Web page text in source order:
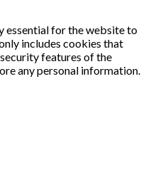
essential for the website to
includes cookies that
features of the
any personal information.